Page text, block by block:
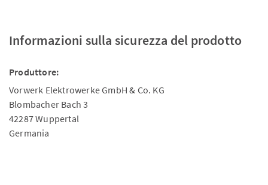
Informazioni sulla sicurezza del prodotto
Produttore:
Vorwerk Elektrowerke GmbH & Co. KG
Blombacher Bach 3
42287 Wuppertal
Germania